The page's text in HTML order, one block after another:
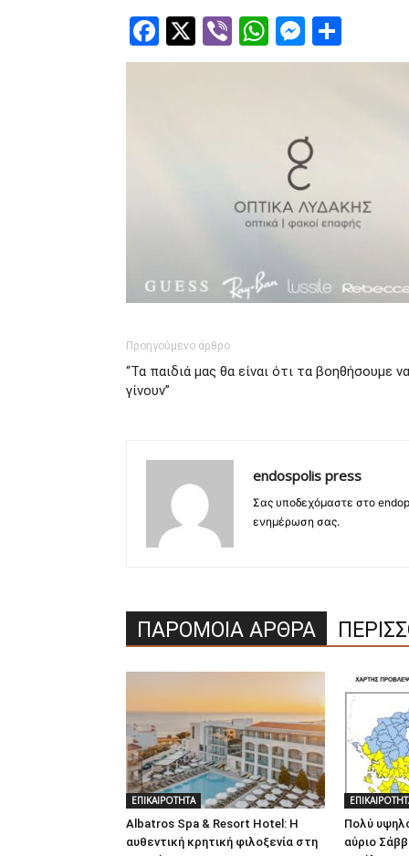
Facebook
Twitter
ViberWhatsApp
Προηγούμενο άρθρο
“Τα παιδιά μας θα είναι ότι τα βοηθήσουμε να
γίνουν”
endospolis press
Σας υποδεχόμαστε στο
ενημέρωση σας.
ΠΑΡΟΜΟΙΑ ΑΡΘΡΑ
ΕΠΙΚΑΙΡΟΤΗΤΑ
Albatros Spa & Resort Hotel: Η
αυθεντική κρητική φιλοξενία στη
Πολύ
αύριο